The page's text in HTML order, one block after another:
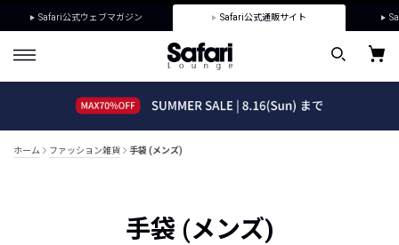
Safari公式ウェブマガジン Safari公式通販サイト
ホーム ファッション雑貨 手袋 (メンズ)
手袋 (メンズ)